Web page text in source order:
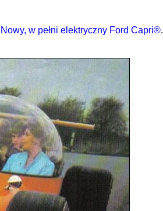
w pełni elektryczny Ford Capri®.